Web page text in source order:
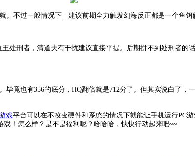
不过一般情况下，建议前期全力触发幻海反正都是一个鱼饵
处刑者，清道夫有干扰建议直接平提。后期拼不到处刑者的
毕竟也有356的底分，HQ翻倍就是712分了。但其实说白了
戏平台可以在不改变硬件和系统的情况下就能让手机运行PC
！怎么样？是不是福利呢？哈哈哈，快快行动起来吧~~